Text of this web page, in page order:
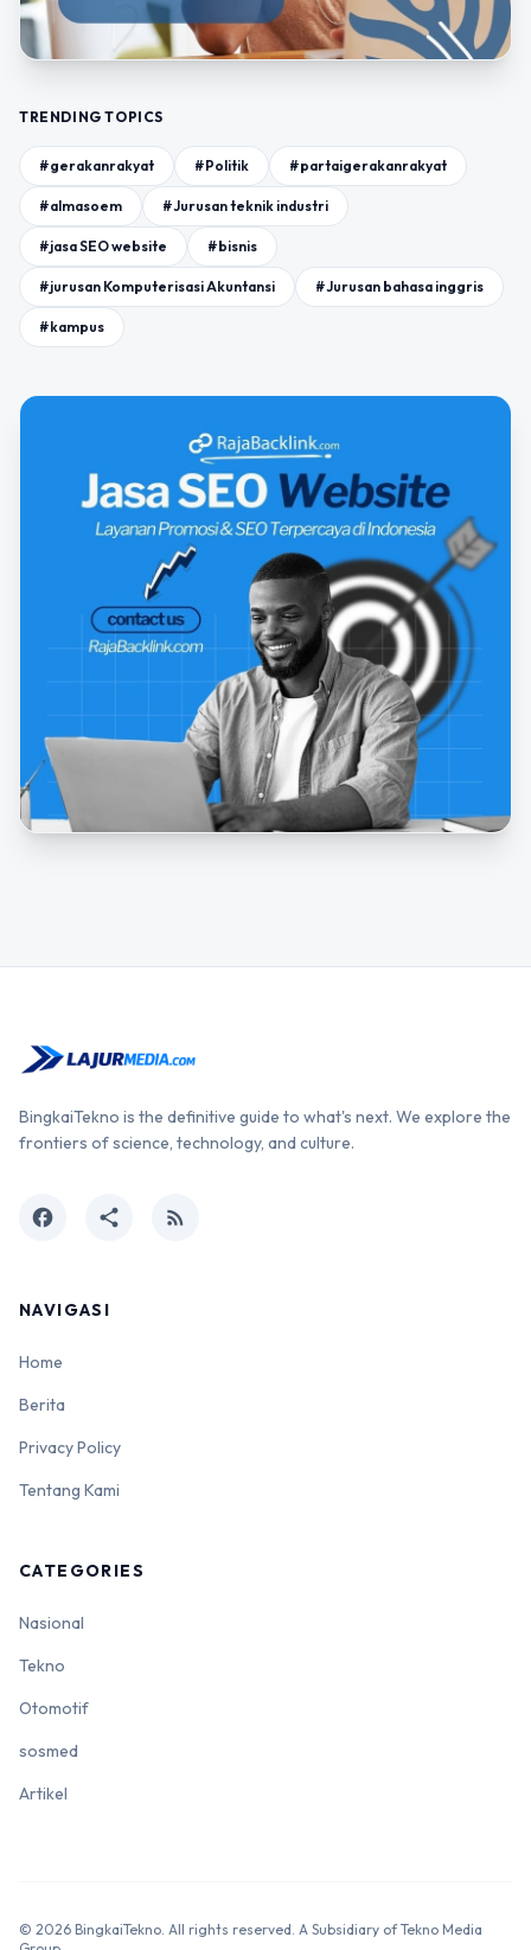
TRENDING TOPICS
#gerakanrakyat #Politik #partaigerakanrakyat
#almasoem #Jurusan teknik industri
#jasa SEO website #bisnis
#jurusan Komputerisasi Akuntansi #Jurusan bahasa inggris
#kampus
BingkaiTekno is the definitive guide to what's next. We explore the
frontiers of science, technology, and culture.
facebook share rss_feed
NAVIGASI
Home
Berita
Privacy Policy
Tentang Kami
CATEGORIES
Nasional
Tekno
Otomotif
sosmed
Artikel
© 2026 BingkaiTekno. All rights reserved. A Subsidiary of Tekno Media